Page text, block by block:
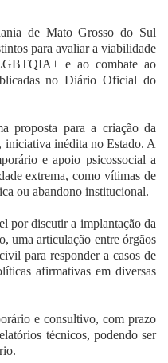
de Mato Grosso do Sul
para avaliar a viabilidade
e ao combate ao
no Diário Oficial do
proposta para a criação da
inédita no Estado. A
e apoio psicossocial a
extrema, como vítimas de
ou abandono institucional.
por discutir a implantação da
uma articulação entre órgãos
para responder a casos de
afirmativas em diversas
e consultivo, com prazo
técnicos, podendo ser